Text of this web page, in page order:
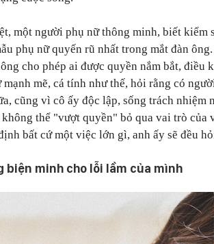
một người phụ nữ thông minh, biết kiểm
phụ nữ quyến rũ nhất trong mắt đàn
cho phép ai được quyền nắm bắt, điều
mạnh mẽ, cá tính như thế, hỏi rằng có
cũng vì cô ấy độc lập, sống trách nhiệm
không thể "vượt quyền" bỏ qua vai trò
bất cứ một việc lớn gì, anh ấy sẽ đều
biện minh cho lỗi lầm của mình